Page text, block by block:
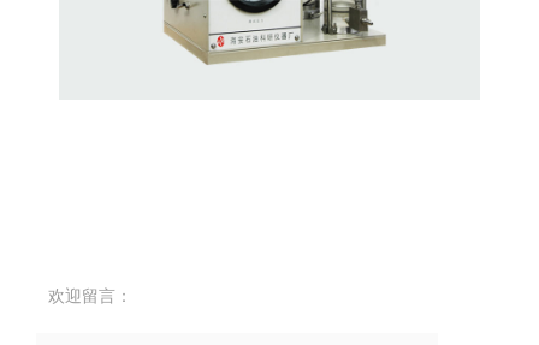
欢迎留言：